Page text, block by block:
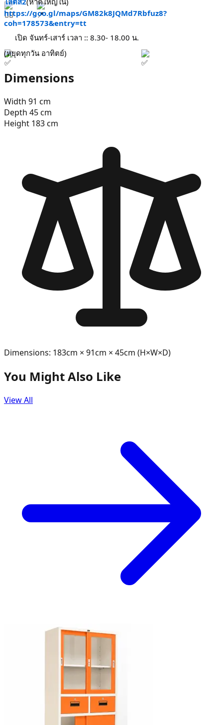
https://goo.gl/maps/GM82k8JQMd7Rbfuz8?
coh=178573&entry=tt
เปิด จันทร์-เสาร์ เวลา :: 8.30- 18.00 น.
(หยุดทุกวัน อาทิตย์)
Dimensions
Width 91 cm
Depth 45cm
Height 183cm
Dimensions: 183cm × 91cm × 45cm (H×W×D)
You Might Also Like
View All